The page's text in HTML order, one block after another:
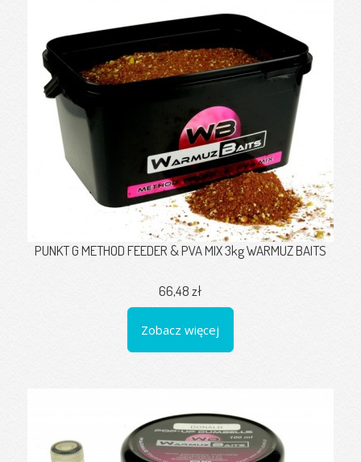
PUNKT G METHOD FEEDER & PVA MIX 3kg WARMUZ BAITS
66,48 zł
Zobacz więcej